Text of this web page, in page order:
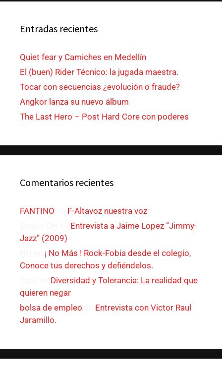
Entradas recientes
Quiet fear y Camiches en Medellín
El (buen) Rider Técnico: la jugada maestra.
Tocar con secuencias ¿evolución o fraude?
Angkor lanza su nuevo álbum
The Last Hero – Post Hard Core con poderes
Comentarios recientes
FANTINO
F-Altavoz nuestra voz
Entrevista a Jaime Lopez “Jimmy-
Jazz” (2009)
¡ No Más ! Rock-Fobia desde el colegio,
Conoce tus derechos y defiéndelos.
Diversidad y Tolerancia: La realidad que
quieren negar
bolsa de empleo
Entrevista con Victor Raul
Jaramillo.